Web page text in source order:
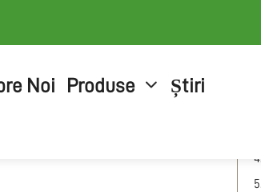
Noi Produse
Știri